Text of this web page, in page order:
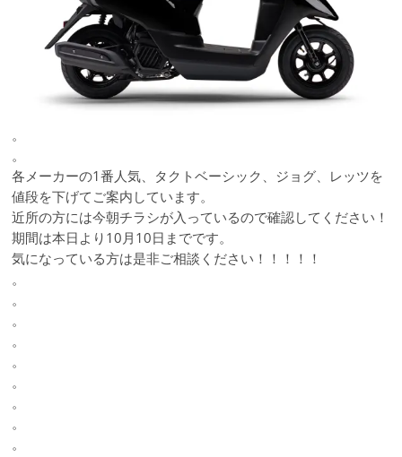
。
。
各メーカーの1番人気、タクトベーシック、ジョグ、レッツを
値段を下げてご案内しています。
近所の方には今朝チラシが入っているので確認してください！
期間は本日より10月10日までです。
気になっている方は是非ご相談ください！！！！！
。
。
。
。
。
。
。
。
。